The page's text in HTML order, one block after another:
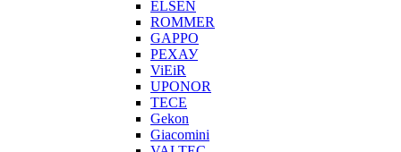
ELSEN
ROMMER
GAPPO
РЕХАУ
ViEiR
UPONOR
TECE
Gekon
Giacomini